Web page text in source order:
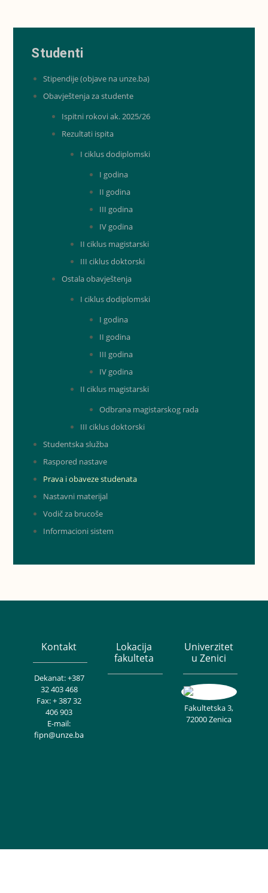
Studenti
Stipendije (objave na unze.ba)
Obavještenja za studente
Ispitni rokovi ak. 2025/26
Rezultati ispita
I ciklus dodiplomski
I godina
II godina
III godina
IV godina
II ciklus magistarski
III ciklus doktorski
Ostala obavještenja
I ciklus dodiplomski
I godina
II godina
III godina
IV godina
II ciklus magistarski
Odbrana magistarskog rada
III ciklus doktorski
Studentska služba
Raspored nastave
Prava i obaveze studenata
Nastavni materijal
Vodič za brucoše
Informacioni sistem
Kontakt
Dekanat: +387
32 403 468
Fax: + 387 32
406 903
E-mail:
fipn@unze.ba
Lokacija
fakulteta
Univerzitet
u Zenici
Fakultetska 3,
72000 Zenica